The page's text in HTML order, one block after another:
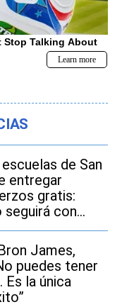
de San
entregar
gratis:
seguirá con
el ciclo
James,
puedes tener
Es la única